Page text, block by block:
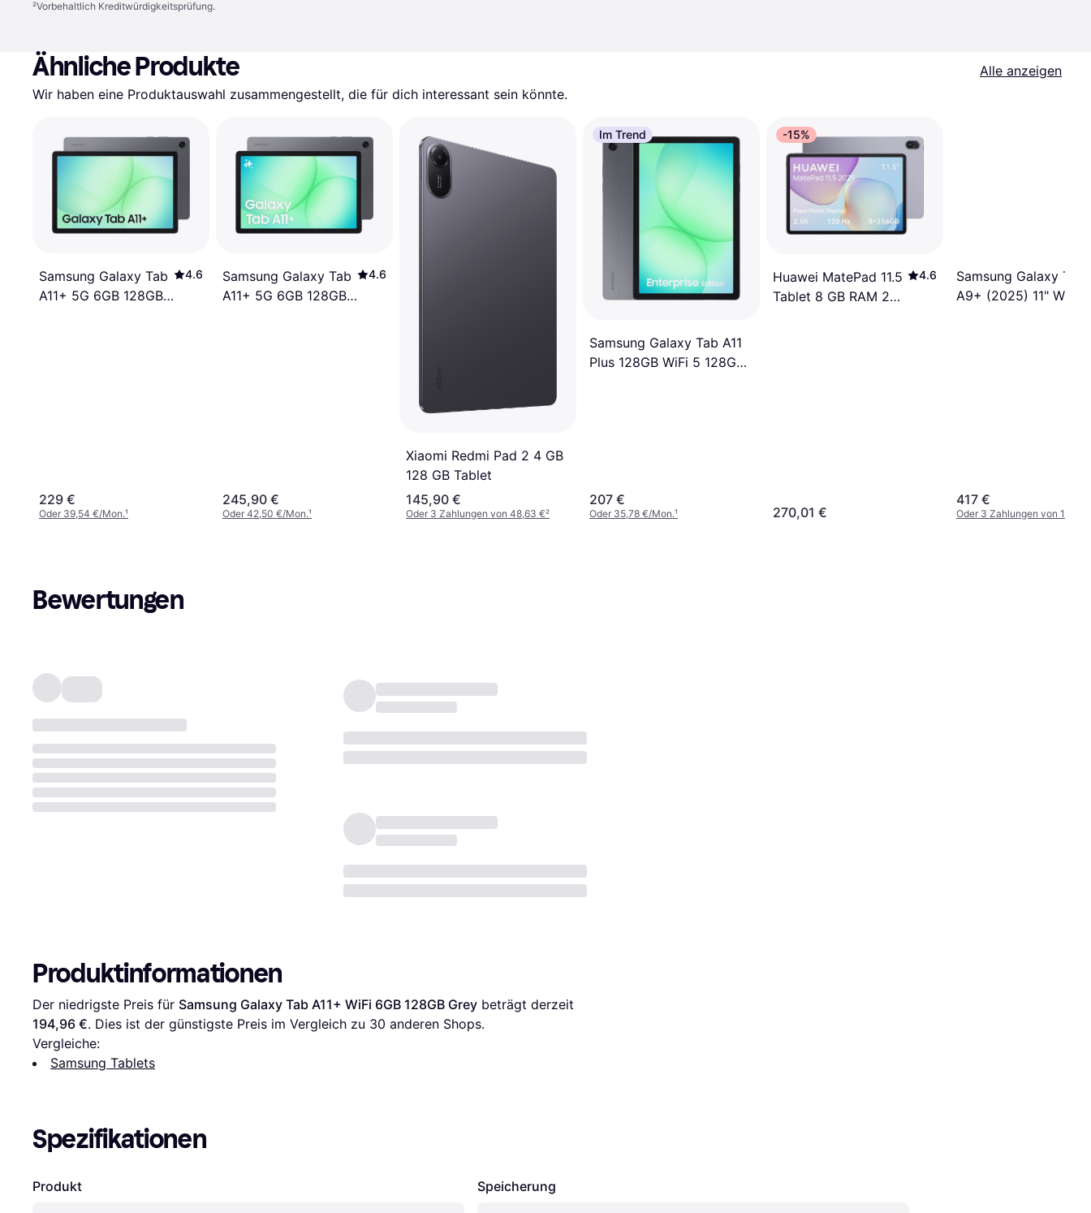
²Vorbehaltlich Kreditwürdigkeitsprüfung.
Ähnliche Produkte
Alle anzeigen
Wir haben eine Produktauswahl zusammengestellt, die für dich interessant sein könnte.
Samsung Galaxy Tab
A11+ 5G 6GB 128GB
4.6
229 €
Oder 39,54 €/Mon.¹
Samsung Galaxy Tab
A11+ 5G 6GB 128GB
4.6
245,90 €
Oder 42,50 €/Mon.¹
Xiaomi Redmi Pad 2 4 GB
128 GB Tablet
145,90 €
Oder 3 Zahlungen von 48,63 €²
Im Trend
Samsung Galaxy Tab A11
Plus 128GB WiFi 5 128GB
207 €
Oder 35,78 €/Mon.¹
-15%
Huawei MatePad 11.5
Tablet 8 GB RAM 256
4.6
270,01 €
Samsung Galaxy Tab
A9+ (2025) 11" Wi-Fi
417 €
Oder 3 Zahlungen von
Bewertungen
Produktinformationen
Der niedrigste Preis für Samsung Galaxy Tab A11+ WiFi 6GB 128GB Grey
194,96 €. Dies ist der günstigste Preis im Vergleich zu 30 anderen Shops.
Vergleiche:
Samsung Tablets
Spezifikationen
Produkt Speicherung